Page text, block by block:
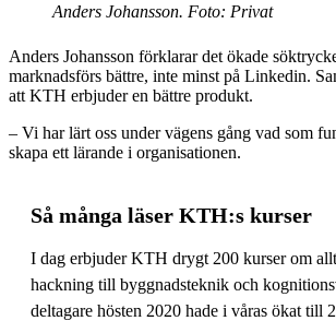
Anders Johansson. Foto: Privat
Anders Johansson förklarar det ökade
marknadsförs bättre, inte minst på Linkedin.
att KTH erbjuder en bättre produkt.
– Vi har lärt oss under vägens gång vad som
skapa ett lärande i organisationen.
Så många läser KTH:s kurser
I dag erbjuder KTH drygt 200 kurser om
hackning till byggnadsteknik och
deltagare hösten 2020 hade i våras ökat till